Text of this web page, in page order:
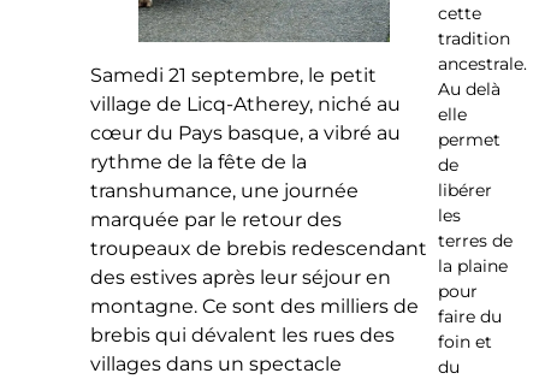
Samedi 21 septembre, le petit
village de Licq-Atherey, niché au
cœur du Pays basque, a vibré au
rythme de la fête de la
transhumance, une journée
marquée par le retour des
troupeaux de brebis redescendant
des estives après leur séjour en
montagne. Ce sont des milliers de
brebis qui dévalent les rues des
villages dans un spectacle
cette
tradition
ancestrale.
Au delà
elle
permet
de
libérer
les
terres de
la plaine
pour
faire du
foin et
du